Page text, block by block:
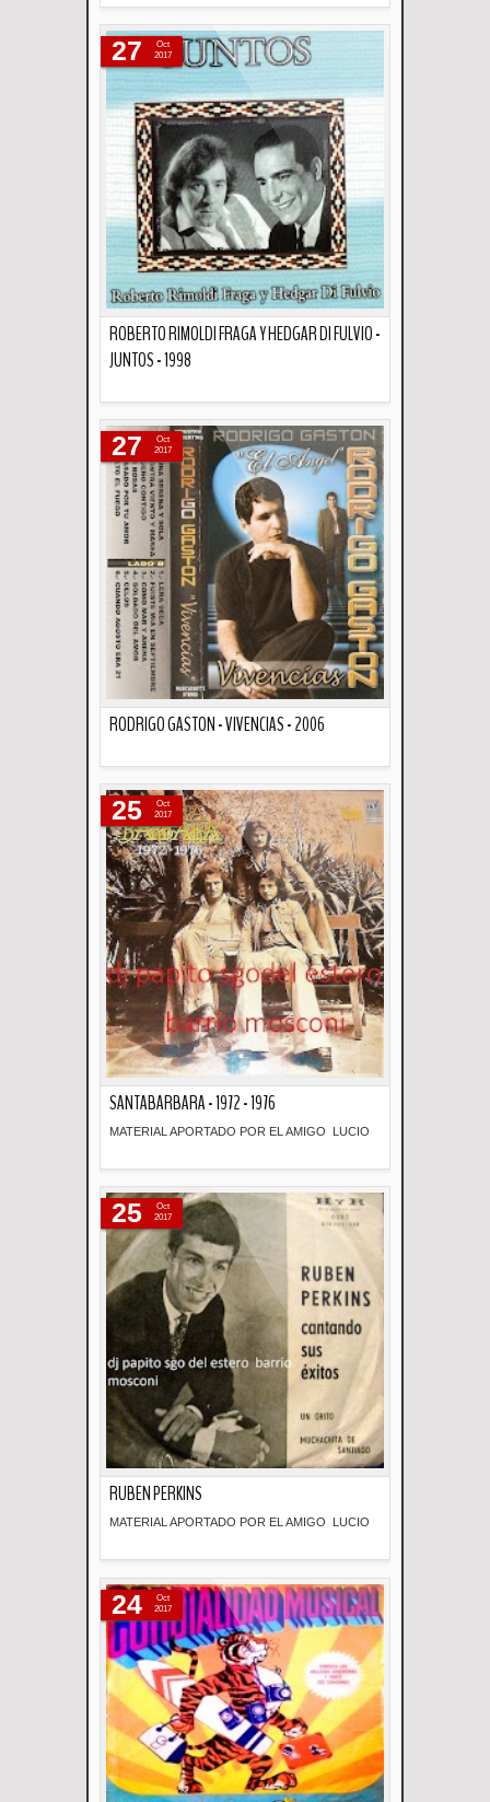
ROBERTO RIMOLDI FRAGA Y HEDGAR DI FULVIO -
JUNTOS - 1998
27
Oct
2017
RODRIGO GASTON - VIVENCIAS - 2006
27
Oct
2017
SANTABARBARA - 1972 - 1976
MATERIAL APORTADO POR EL AMIGO LUCIO
25
Oct
2017
RUBEN PERKINS
MATERIAL APORTADO POR EL AMIGO LUCIO
25
Oct
2017
24
Oct
2017